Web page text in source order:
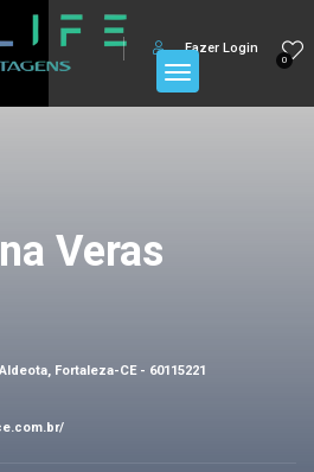
0
Fazer Login
Veras
Fortaleza-CE - 60115221